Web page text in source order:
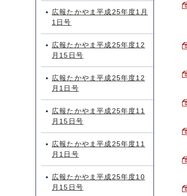
広報たかやま平成25年度1月
1日号
広報たかやま平成25年度12
月15日号
広報たかやま平成25年度12
月1日号
広報たかやま平成25年度11
月15日号
広報たかやま平成25年度11
月1日号
広報たかやま平成25年度10
月15日号